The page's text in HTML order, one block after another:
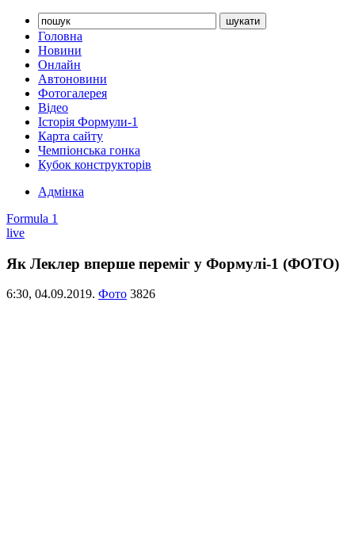
Головна
Новини
Онлайн
Автоновини
Фотогалерея
Відео
Історія Формули-1
Карта сайту
Чемпіонська гонка
Кубок конструкторів
Адмінка
Formula 1
live
Як Леклер вперше переміг у Формулі-1 (ФОТО)
6:30, 04.09.2019. Фото 3826